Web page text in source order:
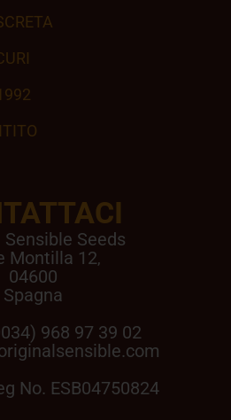
Seeds
Montilla 12,
04600
Spagna
968 97 39 02
No. ESB04750824